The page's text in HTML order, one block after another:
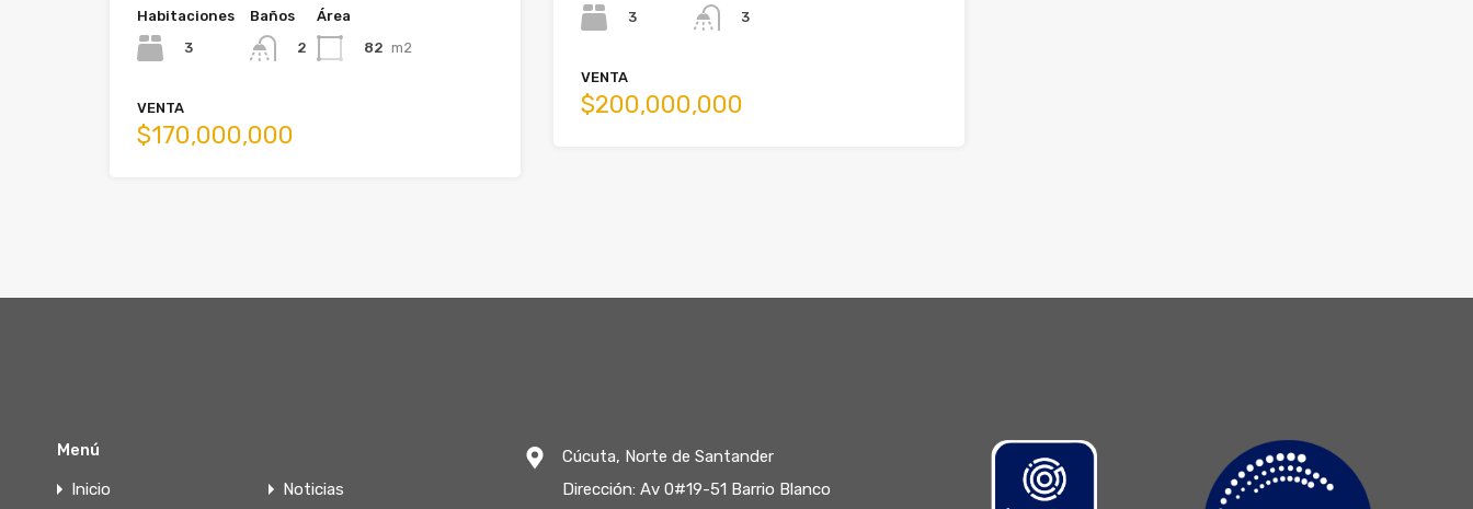
Habitaciones
3
Baños
2
Área
82 m2
VENTA
$170,000,000
3
3
VENTA
$200,000,000
Menú
Inicio
Noticias
Cúcuta, Norte de Santander
Dirección: Av 0#19-51 Barrio Blanco